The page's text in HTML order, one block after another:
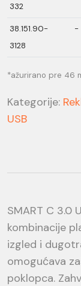
332
38.151.90-
3128
-
*ažurirano pre 46
Kategorije:
USB
SMART C 3.0
kombinacije
izgled i
omogućava
poklopca.